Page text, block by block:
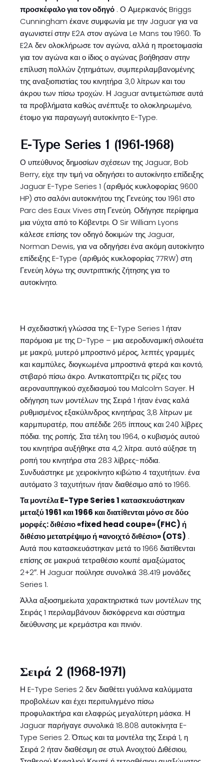
προσκέφαλο για τον οδηγό . Ο Αμερικανός Briggs
Cunningham έκανε συμφωνία με την Jaguar για να
αγωνιστεί στην E2A στον αγώνα Le Mans του 1960. Το
E2A δεν ολοκλήρωσε τον αγώνα, αλλά η προετοιμασία
για τον αγώνα και ο ίδιος ο αγώνας βοήθησαν στην
επίλυση πολλών ζητημάτων, συμπεριλαμβανομένης
της αναξιοπιστίας του κινητήρα 3,0 λίτρων και του
άκρου των πίσω τροχών. Η Jaguar αντιμετώπισε αυτά
τα προβλήματα καθώς ανέπτυξε το ολοκληρωμένο,
έτοιμο για παραγωγή αυτοκίνητο E-Type.
E-Type Series 1 (1961-1968)
Ο υπεύθυνος δημοσίων σχέσεων της Jaguar, Bob
Berry, είχε την τιμή να οδηγήσει το αυτοκίνητο επίδειξης
Jaguar E-Type Series 1 (αριθμός κυκλοφορίας 9600
HP) στο σαλόνι αυτοκινήτου της Γενεύης του 1961 στο
Parc des Eaux Vives στη Γενεύη. Οδήγησε περίφημα
μια νύχτα από το Κόβεντρι. Ο Sir William Lyons
κάλεσε επίσης τον οδηγό δοκιμών της Jaguar,
Norman Dewis, για να οδηγήσει ένα ακόμη αυτοκίνητο
επίδειξης E-Type (αριθμός κυκλοφορίας 77RW) στη
Γενεύη λόγω της συντριπτικής ζήτησης για το
αυτοκίνητο.
Η σχεδιαστική γλώσσα της E-Type Series 1 ήταν
παρόμοια με της D-Type – μια αεροδυναμική σιλουέτα
με μακρύ, μυτερό μπροστινό μέρος, λεπτές γραμμές
και καμπύλες, διογκωμένα μπροστινά φτερά και κοντό,
στιβαρό πίσω άκρο. Αντικατοπτρίζει τις ρίζες του
αεροναυπηγικού σχεδιασμού του Malcolm Sayer. Η
οδήγηση των μοντέλων της Σειρά 1 ήταν ένας καλά
ρυθμισμένος εξακύλινδρος κινητήρας 3,8 λίτρων με
καρμπυρατέρ, που απέδιδε 265 ίππους και 240 λίβρες
πόδια. της ροπής. Στα τέλη του 1964, ο κυβισμός αυτού
του κινητήρα αυξήθηκε στα 4,2 λίτρα. αυτό αύξησε τη
ροπή του κινητήρα στα 283 λίβρες-πόδια.
Συνδυάστηκε με χειροκίνητο κιβώτιο 4 ταχυτήτων. ένα
αυτόματο 3 ταχυτήτων ήταν διαθέσιμο από το 1966.
Τα μοντέλα E-Type Series 1 κατασκευάστηκαν
μεταξύ 1961 και 1966 και διατίθενται μόνο σε δύο
μορφές: διθέσιο «fixed head coupe» (FHC) ή
διθέσιο μετατρέψιμο ή «ανοιχτό διθέσιο» (OTS) .
Αυτά που κατασκευάστηκαν μετά το 1966 διατίθενται
επίσης σε μακρυά τετραθέσιο κουπέ αμαξώματος
2+2″. Η Jaguar πούλησε συνολικά 38.419 μονάδες
Series 1.
Άλλα αξιοσημείωτα χαρακτηριστικά των μοντέλων της
Σειράς 1 περιλαμβάνουν δισκόφρενα και σύστημα
διεύθυνσης με κρεμάστρα και πινιόν.
Σειρά 2 (1968-1971)
Η E-Type Series 2 δεν διαθέτει γυάλινα καλύμματα
προβολέων και έχει περιτυλιγμένο πίσω
προφυλακτήρα και ελαφρώς μεγαλύτερη μάσκα. Η
Jaguar παρήγαγε συνολικά 18.808 αυτοκίνητα E-
Type Series 2. Όπως και τα μοντέλα της Σειρά 1, η
Σειρά 2 ήταν διαθέσιμη σε στυλ Ανοιχτού Διθέσιου,